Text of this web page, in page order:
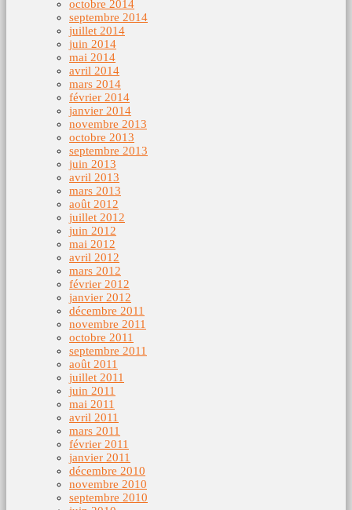
octobre 2014
septembre 2014
juillet 2014
juin 2014
mai 2014
avril 2014
mars 2014
février 2014
janvier 2014
novembre 2013
octobre 2013
septembre 2013
juin 2013
avril 2013
mars 2013
août 2012
juillet 2012
juin 2012
mai 2012
avril 2012
mars 2012
février 2012
janvier 2012
décembre 2011
novembre 2011
octobre 2011
septembre 2011
août 2011
juillet 2011
juin 2011
mai 2011
avril 2011
mars 2011
février 2011
janvier 2011
décembre 2010
novembre 2010
septembre 2010